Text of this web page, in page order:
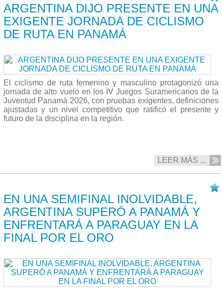
ARGENTINA DIJO PRESENTE EN UNA
EXIGENTE JORNADA DE CICLISMO
DE RUTA EN PANAMÁ
El ciclismo de ruta femenino y masculino protagonizó una
jornada de alto vuelo en los IV Juegos Suramericanos de la
Juventud Panamá 2026, con pruebas exigentes, definiciones
ajustadas y un nivel competitivo que ratificó el presente y
futuro de la disciplina en la región.
LEER MÁS ...
EN UNA SEMIFINAL INOLVIDABLE,
ARGENTINA SUPERÓ A PANAMÁ Y
ENFRENTARÁ A PARAGUAY EN LA
FINAL POR EL ORO